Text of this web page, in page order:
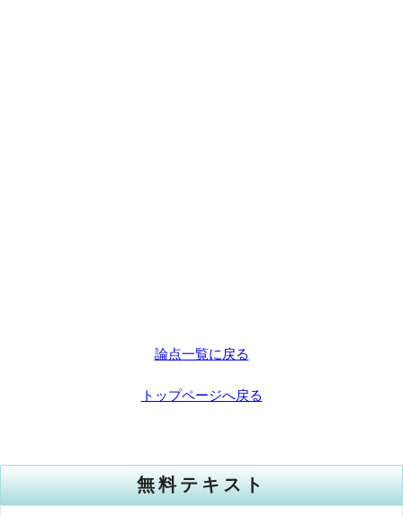
論点一覧に戻る
トップページへ戻る
無料テキスト